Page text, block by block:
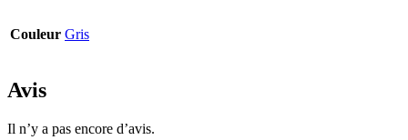
Couleur Gris
Avis
Il n’y a pas encore d’avis.